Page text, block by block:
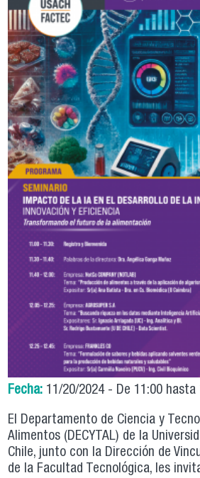
Fecha: 11/20/2024 - De 11:00 hasta
El Departamento de Ciencia y
Alimentos (DECYTAL) de la
Chile, junto con la Dirección de
de la Facultad Tecnológica, les